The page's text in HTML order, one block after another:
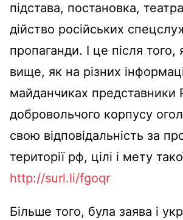
підстава, постановка,
дійство російських
пропаганди. І це після
вище, як на різних
майданчиках представники
добровольчого корпусу
свою відповідальність за
території рф, цілі і мету
http://surl.li/fgoqr
Більше того, була заява і